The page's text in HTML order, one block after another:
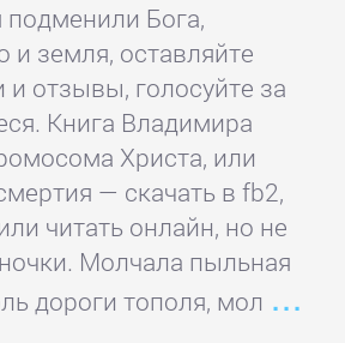
подменили Бога,
и земля, оставляйте
отзывы, голосуйте за
Книга Владимира
Христа, или
— скачать в fb2,
читать онлайн, но не
Молчала пыльная
дороги тополя, мол